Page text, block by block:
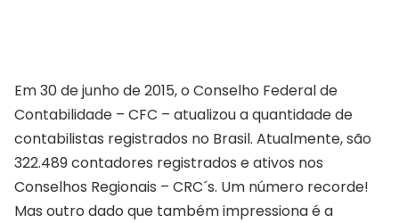
Em 30 de junho de 2015, o Conselho Federal de
Contabilidade – CFC – atualizou a quantidade de
contabilistas registrados no Brasil. Atualmente, são
322.489 contadores registrados e ativos nos
Conselhos Regionais – CRC´s. Um número recorde!
Mas outro dado que também impressiona é a